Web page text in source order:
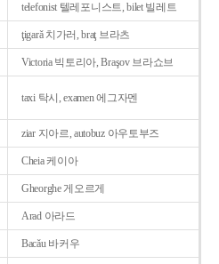
telefonist 텔레포니스트, bilet 빌레트
ţigarǎ 치가러, braţ 브라츠
Victoria 빅토리아, Braşov 브라쇼브
taxi 탁시, examen 에그자멘
ziar 지아르, autobuz 아우토부즈
Cheia 케이아
Gheorghe 게오르게
Arad 아라드
Bacǎu 바커우